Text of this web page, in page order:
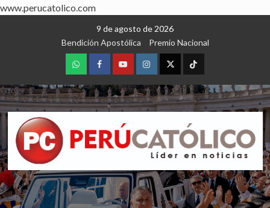
www.perucatolico.com
9 de agosto de 2026
Bendición Apostólica
Premio Nacional
WhatsAppFacebookYoutubeInstagram
X TikTok